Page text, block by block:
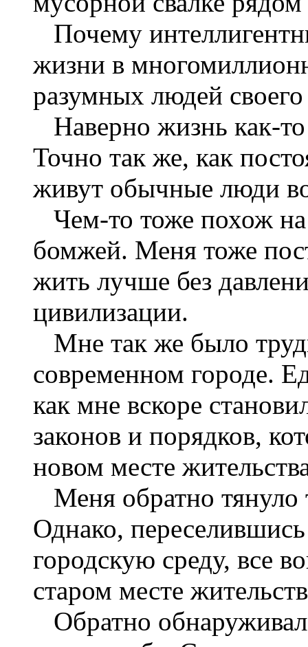
Почему
жизни в
разумных людей
Наверно жизнь как-то
Точно так же, как
живут обычные люди
Чем-то тоже похож на
бомжей. Меня тоже
жить лучше без
цивилизации.
Мне так же было
современном городе.
как мне вскоре
законов и порядков,
новом месте
Меня обратно тянуло
Однако,
городскую среду, все
старом месте
Обратно